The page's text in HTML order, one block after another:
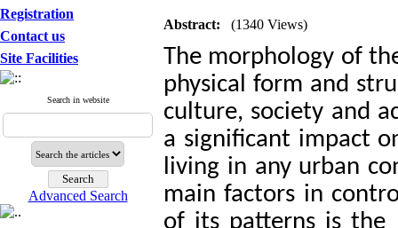
Registration
Contact us
Site Facilities
Search in website
Advanced Search
Abstract: (1340 Views)
The morphology of
physical form and
culture, society and
a significant impact
living in any urban
main factors in
of its patterns is the